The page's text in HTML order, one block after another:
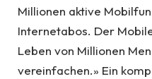
Millionen aktive
Internetabos. Der
Leben von Millionen
vereinfachen.» Ein